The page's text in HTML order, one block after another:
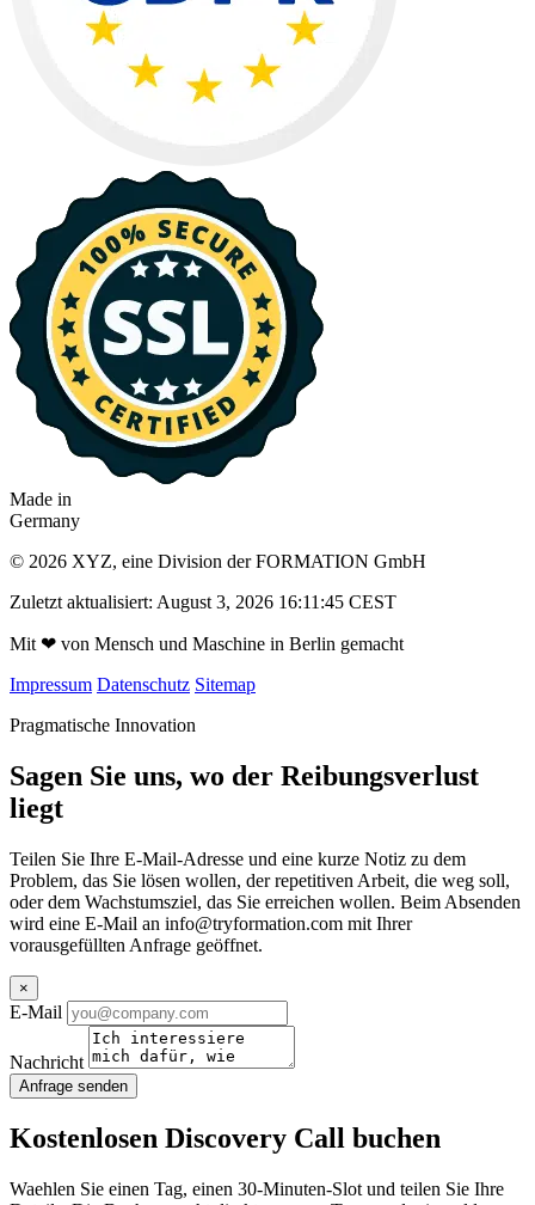
Made in
Germany
© 2026 XYZ, eine Division der FORMATION GmbH
Zuletzt aktualisiert: August 3, 2026 16:11:45 CEST
Mit ❤ von Mensch und Maschine in Berlin gemacht
Impressum Datenschutz Sitemap
Pragmatische Innovation
Sagen Sie uns, wo der Reibungsverlust
liegt
Teilen Sie Ihre E-Mail-Adresse und eine kurze Notiz zu dem
Problem, das Sie lösen wollen, der repetitiven Arbeit, die weg soll,
oder dem Wachstumsziel, das Sie erreichen wollen. Beim Absenden
wird eine E-Mail an info@tryformation.com mit Ihrer
vorausgefüllten Anfrage geöffnet.
×
E-Mail
Nachricht
Anfrage senden
Kostenlosen Discovery Call buchen
Waehlen Sie einen Tag, einen 30-Minuten-Slot und teilen Sie Ihre